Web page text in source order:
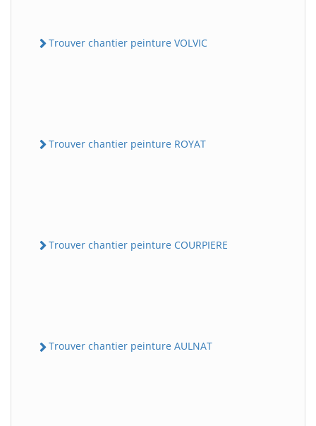
Trouver chantier peinture VOLVIC
Trouver chantier peinture ROYAT
Trouver chantier peinture COURPIERE
Trouver chantier peinture AULNAT